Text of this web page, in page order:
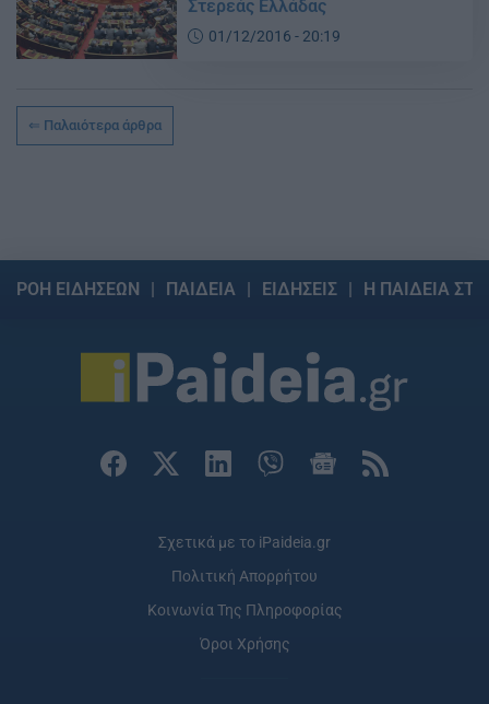
Στερεάς Ελλάδας
01/12/2016 - 20:19
Παλαιότερα άρθρα
ΡΟΗ ΕΙΔΗΣΕΩΝ ΠΑΙΔΕΙΑ ΕΙΔΗΣΕΙΣ Η ΠΑΙΔΕΙΑ
Σχετικά με το iPaideia.gr
Πολιτική Απορρήτου
Κοινωνία Της Πληροφορίας
Όροι Χρήσης